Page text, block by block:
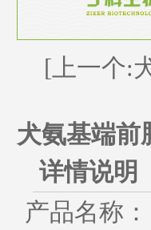
[上一个:
犬氨基端前
详情说明
产品名称：